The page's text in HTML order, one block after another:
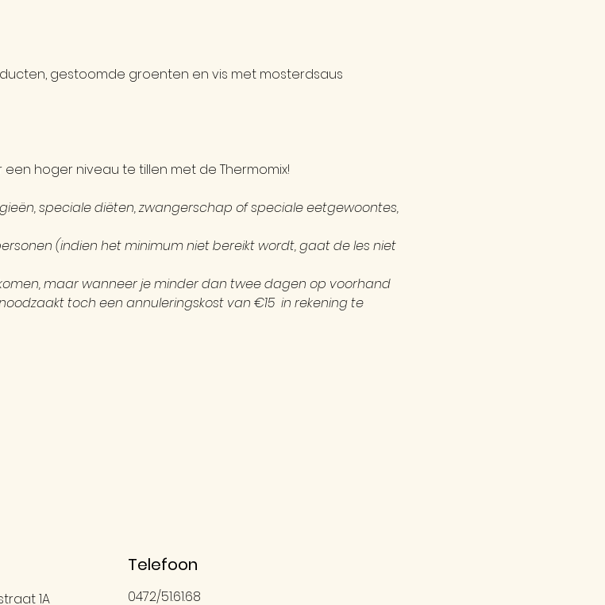
gestoomde groenten en vis met mosterdsaus
hoger niveau te tillen met de Thermomix!
speciale diëten, zwangerschap of speciale eetgewoontes,
(indien het minimum niet bereikt wordt, gaat de les niet
maar wanneer je minder dan twee dagen op voorhand
toch een annuleringskost van €15  in rekening te
1A
Telefoon
0472/51.61.68